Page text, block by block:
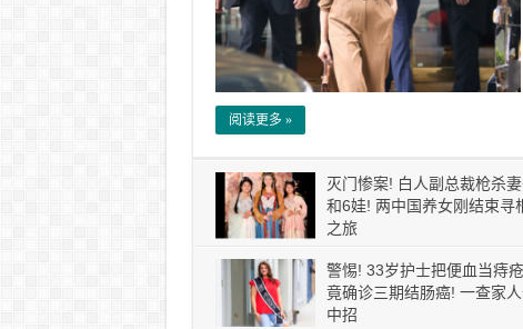
阅读更多 »
灭门惨案! 白人副总裁枪杀
和6娃! 两中国养女刚结束寻
之旅
警惕! 33岁护士把便血当痔疮,
竟确诊三期结肠癌! 一查家
中招